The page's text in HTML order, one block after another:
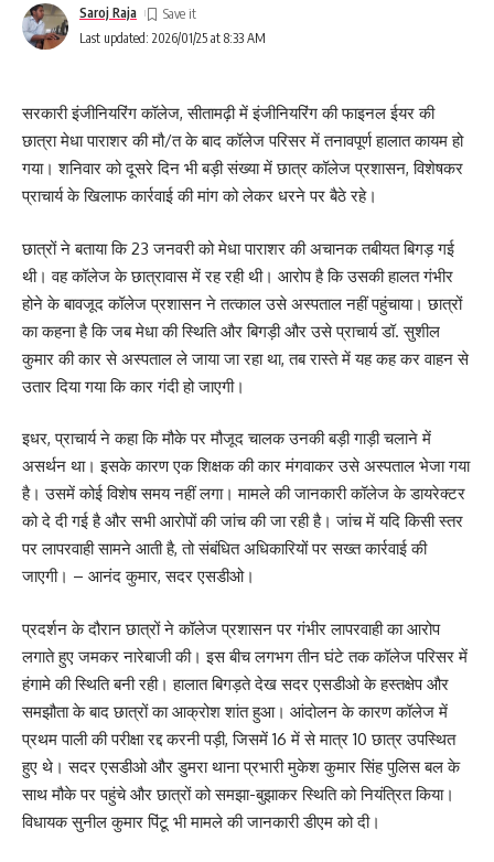
Last updated: 2026/01/25 at 8:33 AM
Saroj Raja
सरकारी इंजीनियरिंग कॉलेज, सीतामढ़ी में इंजीनियरिंग की फाइनल ईयर की
छात्रा मेधा पाराशर की मौ/त के बाद कॉलेज परिसर में तनावपूर्ण हालात कायम हो
गया। शनिवार को दूसरे दिन भी बड़ी संख्या में छात्र कॉलेज प्रशासन, विशेषकर
प्राचार्य के खिलाफ कार्रवाई की मांग को लेकर धरने पर बैठे रहे।
छात्रों ने बताया कि 23 जनवरी को मेधा पाराशर की अचानक तबीयत बिगड़ गई
थी। वह कॉलेज के छात्रावास में रह रही थी। आरोप है कि उसकी हालत गंभीर
होने के बावजूद कॉलेज प्रशासन ने तत्काल उसे अस्पताल नहीं पहुंचाया। छात्रों
का कहना है कि जब मेधा की स्थिति और बिगड़ी और उसे प्राचार्य डॉ. सुशील
कुमार की कार से अस्पताल ले जाया जा रहा था, तब रास्ते में यह कह कर वाहन से
उतार दिया गया कि कार गंदी हो जाएगी।
इधर, प्राचार्य ने कहा कि मौके पर मौजूद चालक उनकी बड़ी गाड़ी चलाने में
असर्थन था। इसके कारण एक शिक्षक की कार मंगवाकर उसे अस्पताल भेजा गया
है। उसमें कोई विशेष समय नहीं लगा। मामले की जानकारी कॉलेज के डायरेक्टर
को दे दी गई है और सभी आरोपों की जांच की जा रही है। जांच में यदि किसी स्तर
पर लापरवाही सामने आती है, तो संबंधित अधिकारियों पर सख्त कार्रवाई की
जाएगी। – आनंद कुमार, सदर एसडीओ।
प्रदर्शन के दौरान छात्रों ने कॉलेज प्रशासन पर गंभीर लापरवाही का आरोप
लगाते हुए जमकर नारेबाजी की। इस बीच लगभग तीन घंटे तक कॉलेज परिसर में
हंगामे की स्थिति बनी रही। हालात बिगड़ते देख सदर एसडीओ के हस्तक्षेप और
समझौता के बाद छात्रों का आक्रोश शांत हुआ। आंदोलन के कारण कॉलेज में
प्रथम पाली की परीक्षा रद्द करनी पड़ी, जिसमें 16 में से मात्र 10 छात्र उपस्थित
हुए थे। सदर एसडीओ और डुमरा थाना प्रभारी मुकेश कुमार सिंह पुलिस बल के
साथ मौके पर पहुंचे और छात्रों को समझा-बुझाकर स्थिति को नियंत्रित किया।
विधायक सुनील कुमार पिंटू भी मामले की जानकारी डीएम को दी।